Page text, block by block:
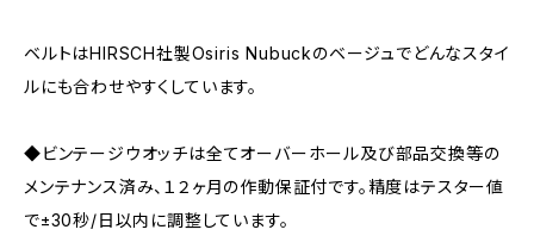
ベルトはHIRSCH社製Osiris Nubuckのベージュでどんなスタイ
ルにも合わせやすくしています。
◆ビンテージウオッチは全てオーバーホール及び部品交換等の
メンテナンス済み、１２ヶ月の作動保証付です。精度はテスター値
で±30秒/日以内に調整しています。